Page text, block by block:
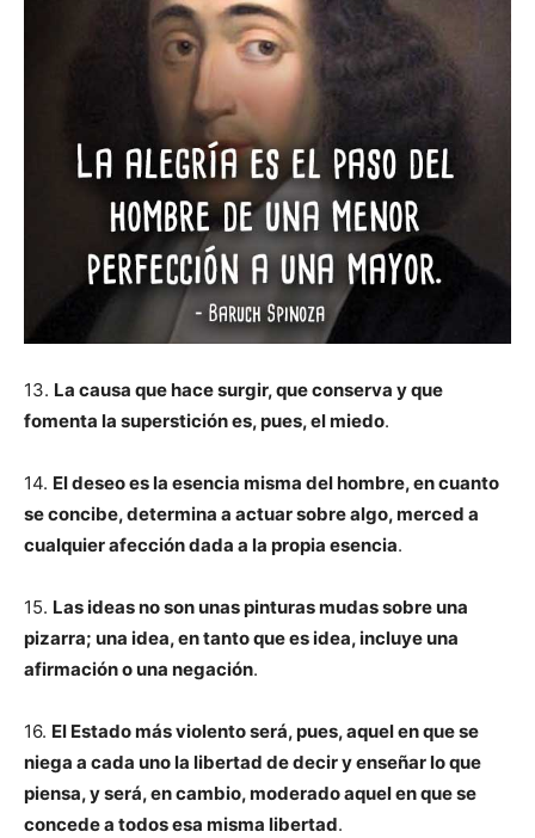
13. La causa que hace surgir, que conserva y que
fomenta la superstición es, pues, el miedo.
14. El deseo es la esencia misma del hombre, en cuanto
se concibe, determina a actuar sobre algo, merced a
cualquier afección dada a la propia esencia.
15. Las ideas no son unas pinturas mudas sobre una
pizarra; una idea, en tanto que es idea, incluye una
afirmación o una negación.
16. El Estado más violento será, pues, aquel en que se
niega a cada uno la libertad de decir y enseñar lo que
piensa, y será, en cambio, moderado aquel en que se
concede a todos esa misma libertad.